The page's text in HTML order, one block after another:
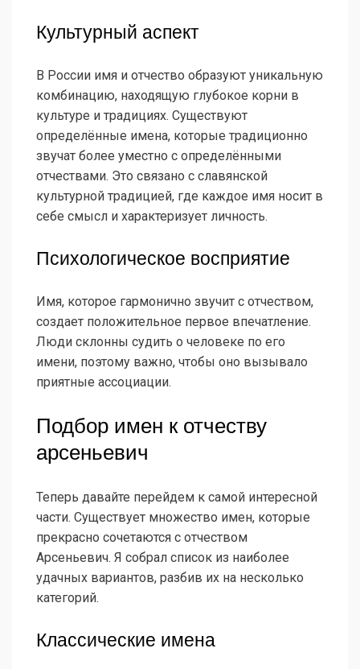
Культурный аспект
В России имя и отчество образуют уникальную
комбинацию, находящую глубокое корни в
культуре и традициях. Существуют
определённые имена, которые традиционно
звучат более уместно с определёнными
отчествами. Это связано с славянской
культурной традицией, где каждое имя носит в
себе смысл и характеризует личность.
Психологическое восприятие
Имя, которое гармонично звучит с отчеством,
создает положительное первое впечатление.
Люди склонны судить о человеке по его
имени, поэтому важно, чтобы оно вызывало
приятные ассоциации.
Подбор имен к отчеству
арсеньевич
Теперь давайте перейдем к самой интересной
части. Существует множество имен, которые
прекрасно сочетаются с отчеством
Арсеньевич. Я собрал список из наиболее
удачных вариантов, разбив их на несколько
категорий.
Классические имена